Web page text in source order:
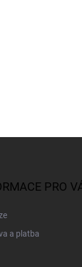
PRO
a platba